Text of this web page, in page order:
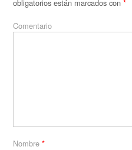
obligatorios están marcados con*
Comentario
Nombre*